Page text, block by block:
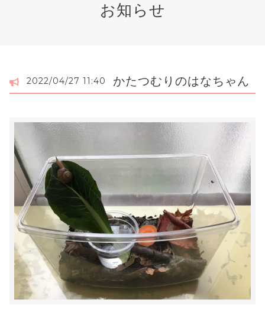
お知らせ
2022/04/27 11:40 かたつむりのはなちゃん